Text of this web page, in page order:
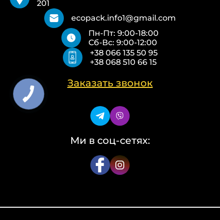
Заказать звонок
Ми в соц-сетях:
О нас
Политика конфиденциальности
Бумажные пакеты Белые
Бумажные пакеты Бурые
Пакеты Zip-Lock (Слайдер)
Пакети банан ПВХ
Скотч с логотипом
Упаковочные пакеты ПВД, ПНД
Еко сумки об’ємні
Еко сумки «Майка»
Еко сумки «Банан»
201
ecopack.info1@gmail.com
Пн-Пт: 9:00-18:00
Сб-Вс: 9:00-12:00
+38 066 135 50 95
+38 068 510 66 15
КНОПКА
ЗВ'ЯЗКУ